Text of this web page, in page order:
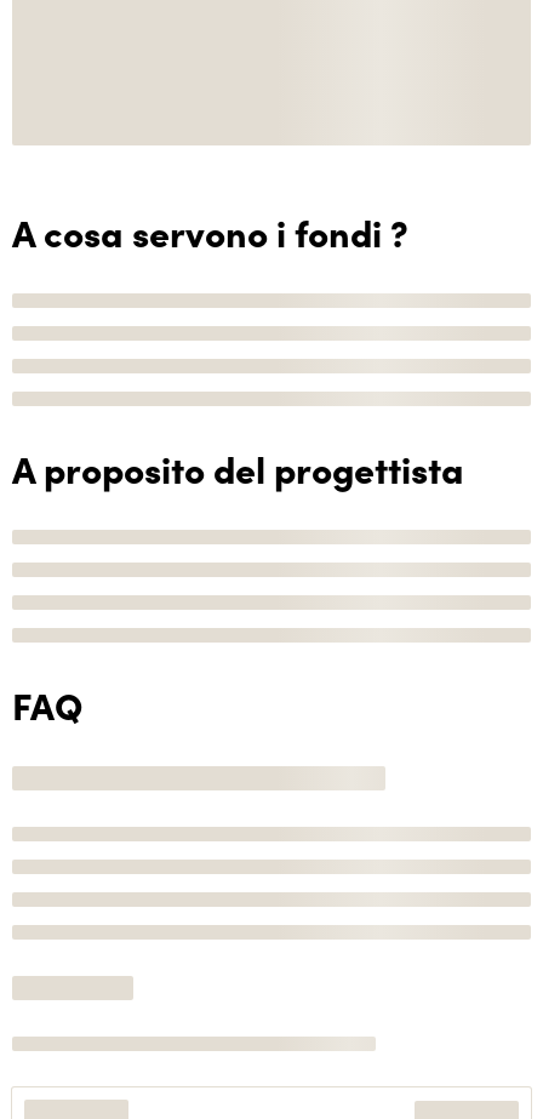
A cosa servono i fondi ?
A proposito del progettista
FAQ